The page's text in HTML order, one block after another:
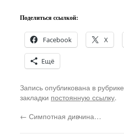
Поделиться ссылкой:
Facebook X
Ещё
Запись опубликована в рубрике
закладки постоянную ссылку.
← Симпотная дивчина…